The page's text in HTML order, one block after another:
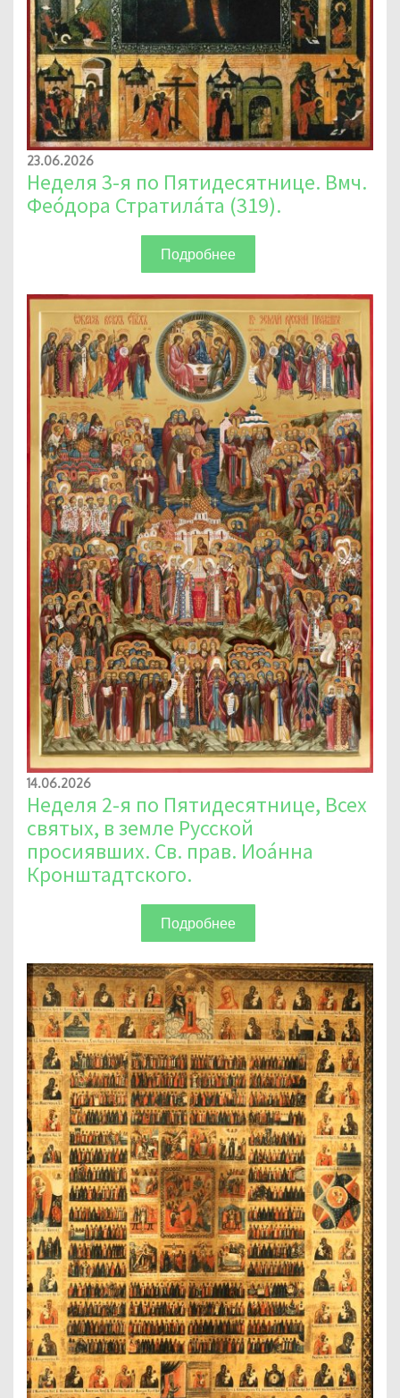
23.06.2026
Неделя 3-я по Пятидесятнице. Вмч.
Фео́дора Стратила́та (319).
Подробнее
14.06.2026
Неделя 2-я по Пятидесятнице, Всех
святых, в земле Русской
просиявших. Св. прав. Иоа́нна
Кронштадтского.
Подробнее